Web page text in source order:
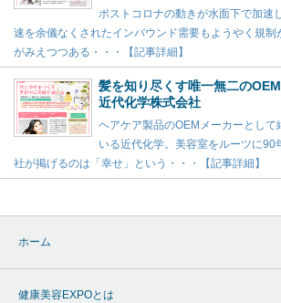
ポストコロナの動きが水面下で加速
速を余儀なくされたインバウンド需要もようやく規制
がみえつつある・・・【記事詳細】
髪を知り尽くす唯一無二の
近代化学株式会社
ヘアケア製品のOEMメーカーとして
いる近代化学。美容室をルーツに90
社が掲げるのは「幸せ」という・・・【記事詳細】
ホーム
健康美容EXPOとは